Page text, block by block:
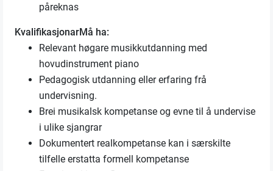
påreknas
KvalifikasjonarMå ha:
Relevant høgare musikkutdanning med
hovudinstrument piano
Pedagogisk utdanning eller erfaring frå
undervisning.
Brei musikalsk kompetanse og evne til å undervise
i ulike sjangrar
Dokumentert realkompetanse kan i særskilte
tilfelle erstatta formell kompetanse